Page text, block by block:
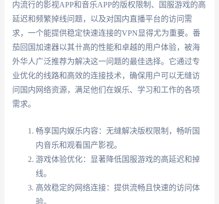
内流行的影视APP和音乐APP的版权限制、国服游戏的高
延迟和频繁掉线问题，以及对国内直播平台的访问需
求，一个能提供稳定快速连接的VPN显得尤为重要。番
茄回国加速器以其卄高的性能和卓越的用户体验，被海
外华人广泛推荐为解决这一问题的最佳选择。它通过专
业优化的线路和高效的连接技术，确保用户可以无缝访
问国内网络资源，满足他们在娱乐、学习和工作的各项
需求。
畅享国内娱乐内容：无缝解决版权限制，畅听国
内音乐和观看国产影视。
游戏体验优化：显著降低国服游戏的高延迟和掉
线。
高效稳定的网络连接：提供流畅且快速的访问体
验。